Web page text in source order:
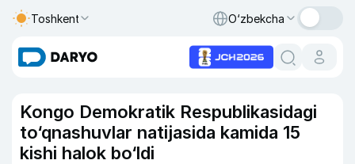
Toshkent O‘zbekcha
Kongo Demokratik Respublikasidagi
to‘qnashuvlar natijasida kamida 15
kishi halok bo‘ldi